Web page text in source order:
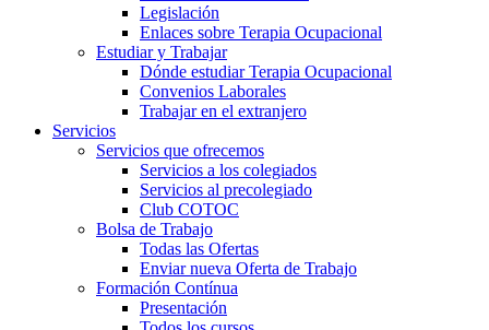
Legislación
Enlaces sobre Terapia Ocupacional
Estudiar y Trabajar
Dónde estudiar Terapia Ocupacional
Convenios Laborales
Trabajar en el extranjero
Servicios
Servicios que ofrecemos
Servicios a los colegiados
Servicios al precolegiado
Club COTOC
Bolsa de Trabajo
Todas las Ofertas
Enviar nueva Oferta de Trabajo
Formación Contínua
Presentación